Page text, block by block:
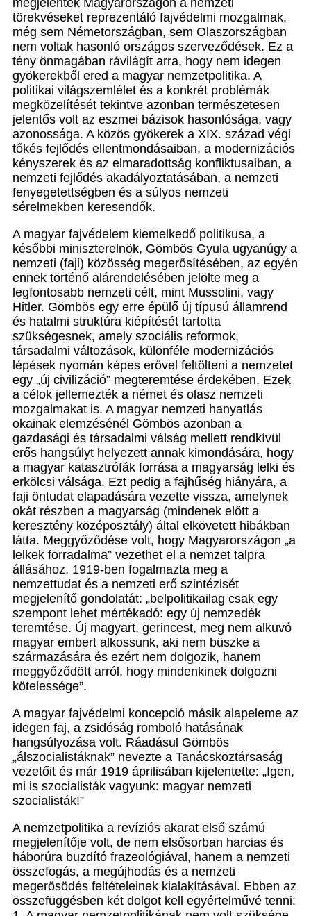
megjelentek Magyarországon a nemzeti
törekvéseket reprezentáló fajvédelmi mozgalmak,
még sem Németországban, sem Olaszországban
nem voltak hasonló országos szerveződések. Ez a
tény önmagában rávilágít arra, hogy nem idegen
gyökerekből ered a magyar nemzetpolitika. A
politikai világszemlélet és a konkrét problémák
megközelítését tekintve azonban természetesen
jelentős volt az eszmei bázisok hasonlósága, vagy
azonossága. A közös gyökerek a XIX. század végi
tőkés fejlődés ellentmondásaiban, a modernizációs
kényszerek és az elmaradottság konfliktusaiban, a
nemzeti fejlődés akadályoztatásában, a nemzeti
fenyegetettségben és a súlyos nemzeti
sérelmekben keresendők.
A magyar fajvédelem kiemelkedő politikusa, a
későbbi miniszterelnök, Gömbös Gyula ugyanúgy a
nemzeti (faji) közösség megerősítésében, az egyén
ennek történő alárendelésében jelölte meg a
legfontosabb nemzeti célt, mint Mussolini, vagy
Hitler. Gömbös egy erre épülő új típusú államrend
és hatalmi struktúra kiépítését tartotta
szükségesnek, amely szociális reformok,
társadalmi változások, különféle modernizációs
lépések nyomán képes erővel feltölteni a nemzetet
egy „új civilizáció” megteremtése érdekében. Ezek
a célok jellemezték a német és olasz nemzeti
mozgalmakat is. A magyar nemzeti hanyatlás
okainak elemzésénél Gömbös azonban a
gazdasági és társadalmi válság mellett rendkívül
erős hangsúlyt helyezett annak kimondására, hogy
a magyar katasztrófák forrása a magyarság lelki és
erkölcsi válsága. Ezt pedig a fajhűség hiányára, a
faji öntudat elapadására vezette vissza, amelynek
okát részben a magyarság (mindenek előtt a
keresztény középosztály) által elkövetett hibákban
látta. Meggyőződése volt, hogy Magyarországon „a
lelkek forradalma” vezethet el a nemzet talpra
állásához. 1919-ben fogalmazta meg a
nemzettudat és a nemzeti erő szintézisét
megjelenítő gondolatát: „belpolitikailag csak egy
szempont lehet mértékadó: egy új nemzedék
teremtése. Új magyart, gerincest, meg nem alkuvó
magyar embert alkossunk, aki nem büszke a
származására és ezért nem dolgozik, hanem
meggyőződött arról, hogy mindenkinek dolgozni
kötelessége”.
A magyar fajvédelmi koncepció másik alapeleme az
idegen faj, a zsidóság romboló hatásának
hangsúlyozása volt. Ráadásul Gömbös
„álszocialistáknak” nevezte a Tanácsköztársaság
vezetőit és már 1919 áprilisában kijelentette: „Igen,
mi is szocialisták vagyunk: magyar nemzeti
szocialisták!”
A nemzetpolitika a revíziós akarat első számú
megjelenítője volt, de nem elsősorban harcias és
háborúra buzdító frazeológiával, hanem a nemzeti
összefogás, a megújhodás és a nemzeti
megerősödés feltételeinek kialakításával. Ebben az
összefüggésben két dolgot kell egyértelművé tenni: